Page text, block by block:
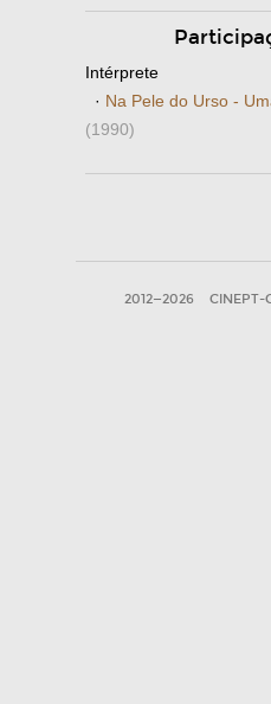
Intérprete
· Na Pele do Urso -
(1990)
2012—2026 CINEPT-